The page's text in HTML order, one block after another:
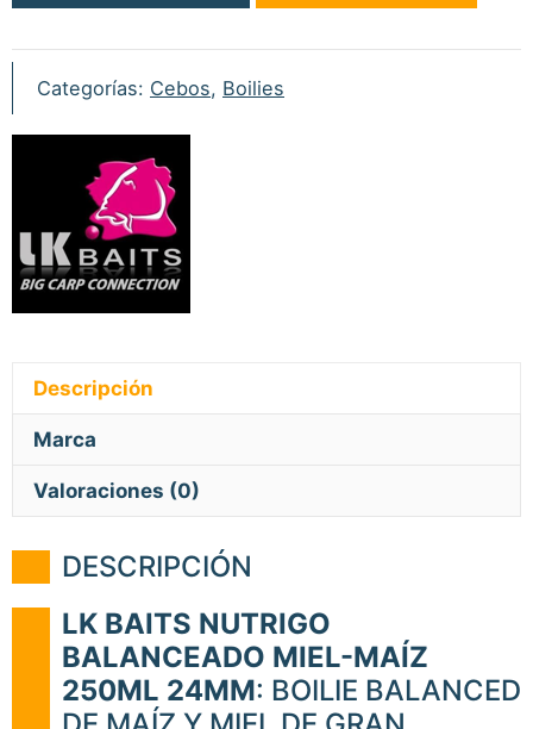
Nutrigo
Balanceado
Maíz
250ml
cantidad
Categorías: Cebos, Boilies
Descripción
Marca
Valoraciones (0)
DESCRIPCIÓN
LK BAITS NUTRIGO
BALANCEADO MIEL-MAÍZ
250ML 24MM: BOILIE BALANCED